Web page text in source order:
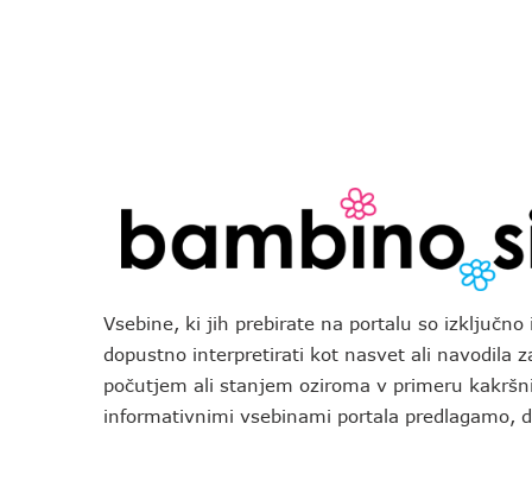
Vsebine, ki jih prebirate na portalu so
dopustno interpretirati kot nasvet ali navodila
počutjem ali stanjem oziroma v primeru
informativnimi vsebinami portala predlagamo,